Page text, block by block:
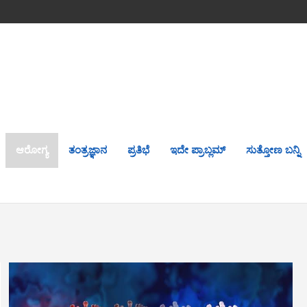
ಆರೋಗ್ಯ ತಂತ್ರಜ್ಞಾನ ಪ್ರತಿಭೆ ಇದೇ ಪ್ರಾಬ್ಲಮ್ ಸುತ್ತೋಣ ಬನ್ನಿ